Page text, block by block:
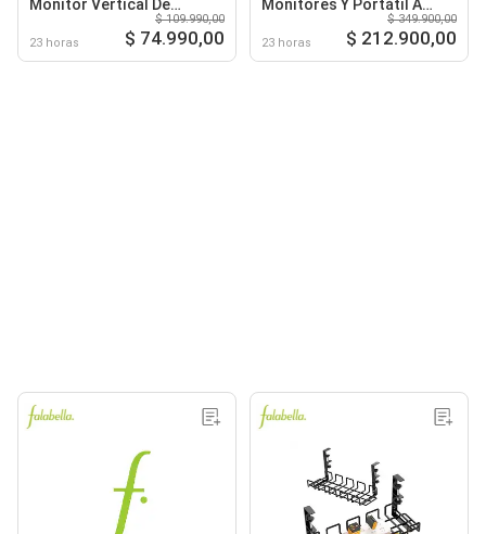
Monitor Vertical De
23 horas
$ 109.990,00
$ 74.990,00
Monitores Y Portátil A
23 horas
$ 349.900,00
$ 212.900,00